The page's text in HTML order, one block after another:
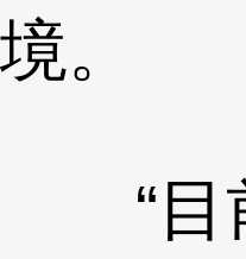
境。
“目